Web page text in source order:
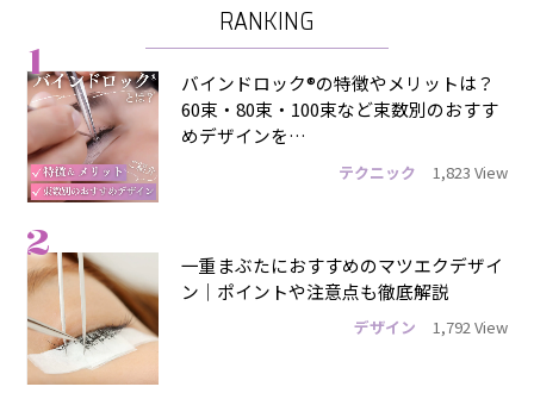
RANKING
1
バインドロック®の特徴やメリットは？
60束・80束・100束など束数別のおすす
めデザインを…
テクニック 1,823 View
2
一重まぶたにおすすめのマツエクデザイ
ン｜ポイントや注意点も徹底解説
デザイン 1,792 View